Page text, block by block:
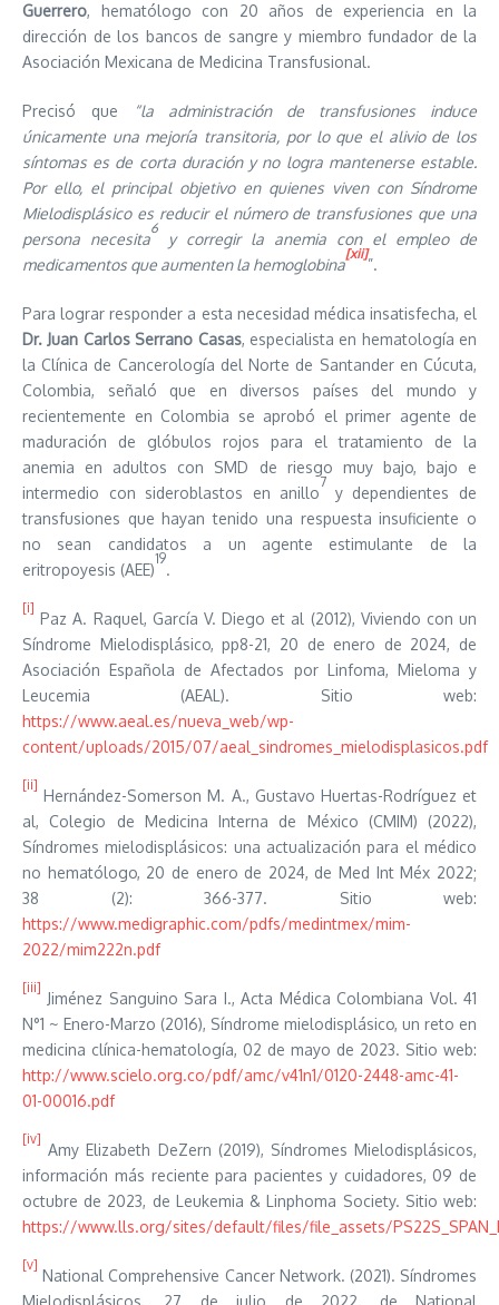
Guerrero, hematólogo con 20 años de experiencia en la
dirección de los bancos de sangre y miembro fundador de la
Asociación Mexicana de Medicina Transfusional.
Precisó que
“la administración de transfusiones induce
únicamente una mejoría transitoria, por lo que el alivio de los
síntomas es de corta duración y no logra mantenerse estable.
Por ello, el principal objetivo en quienes viven con Síndrome
Mielodisplásico es reducir el número de transfusiones que una
persona necesita
6
y corregir la anemia con el empleo de
medicamentos que aumenten la hemoglobina
[xii]
”.
Para lograr responder a esta necesidad médica insatisfecha, el
Dr. Juan Carlos Serrano Casas, especialista en hematología en
la Clínica de Cancerología del Norte de Santander en Cúcuta,
Colombia, señaló que en diversos países del mundo y
recientemente en Colombia se aprobó el primer agente de
maduración de glóbulos rojos para el tratamiento de la
anemia en adultos con SMD de riesgo muy bajo, bajo e
intermedio con sideroblastos en anillo
7
y dependientes de
transfusiones que hayan tenido una respuesta insuficiente o
no sean candidatos a un agente estimulante de la
eritropoyesis (AEE)
19
.
[i]
Paz A. Raquel, García V. Diego et al (2012), Viviendo con un
Síndrome Mielodisplásico, pp8-21, 20 de enero de 2024, de
Asociación Española de Afectados por Linfoma, Mieloma y
Leucemia (AEAL). Sitio web:
https://www.aeal.es/nueva_web/wp-
content/uploads/2015/07/aeal_sindromes_mielodisplasicos.pdf
[ii]
Hernández-Somerson M. A., Gustavo Huertas-Rodríguez et
al, Colegio de Medicina Interna de México (CMIM) (2022),
Síndromes mielodisplásicos: una actualización para el médico
no hematólogo, 20 de enero de 2024, de Med Int Méx 2022;
38 (2): 366-377. Sitio web:
https://www.medigraphic.com/pdfs/medintmex/mim-
2022/mim222n.pdf
[iii]
Jiménez Sanguino Sara I., Acta Médica Colombiana Vol. 41
N°1 ~ Enero-Marzo (2016), Síndrome mielodisplásico, un reto en
medicina clínica-hematología, 02 de mayo de 2023. Sitio web:
http://www.scielo.org.co/pdf/amc/v41n1/0120-2448-amc-41-
01-00016.pdf
[iv]
Amy Elizabeth DeZern (2019), Síndromes Mielodisplásicos,
información más reciente para pacientes y cuidadores, 09 de
octubre de 2023, de Leukemia & Linphoma Society. Sitio web:
https://www.lls.org/sites/default/files/file_assets/
[v]
National Comprehensive Cancer Network. (2021). Síndromes
Mielodisplásicos. 27 de julio de 2022, de National